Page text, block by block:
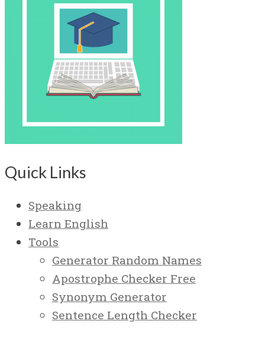
Quick Links
Speaking
Learn English
Tools
Generator Random Names
Apostrophe Checker Free
Synonym Generator
Sentence Length Checker